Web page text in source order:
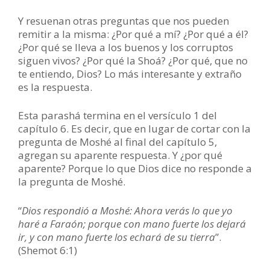
Y resuenan otras preguntas que nos pueden
remitir a la misma: ¿Por qué a mí? ¿Por qué a él?
¿Por qué se lleva a los buenos y los corruptos
siguen vivos? ¿Por qué la Shoá? ¿Por qué, que no
te entiendo, Dios? Lo más interesante y extraño
es la respuesta.
Esta parashá termina en el versículo 1 del
capítulo 6. Es decir, que en lugar de cortar con la
pregunta de Moshé al final del capítulo 5,
agregan su aparente respuesta. Y ¿por qué
aparente? Porque lo que Dios dice no responde a
la pregunta de Moshé.
“Dios respondió a Moshé: Ahora verás lo que yo
haré a Faraón; porque con mano fuerte los dejará
ir, y con mano fuerte los echará de su tierra”.
(Shemot 6:1)